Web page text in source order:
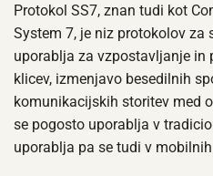
Protokol SS7, znan tudi kot
System 7, je niz protokolov
uporablja za vzpostavljanje in
klicev, izmenjavo besedilnih
komunikacijskih storitev med
se pogosto uporablja v
uporablja pa se tudi v